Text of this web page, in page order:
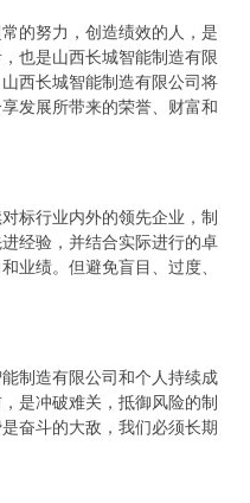
的努力，创造绩效的人，是
也是山西长城智能制造有限
西长城智能制造有限公司将
发展所带来的荣誉、财富和
标行业内外的领先企业，制
经验，并结合实际进行的卓
业绩。但避免盲目、过度、
制造有限公司和个人持续成
是冲破难关，抵御风险的制
奋斗的大敌，我们必须长期